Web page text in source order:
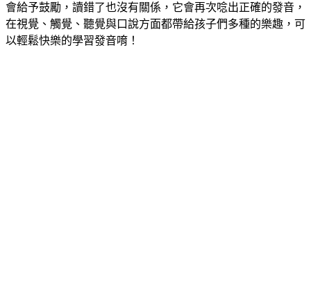
會給予鼓勵，讀錯了也沒有關係，它會再次唸出正確的發音，
在視覺、觸覺、聽覺與口說方面都帶給孩子們多種的樂趣，可
以輕鬆快樂的學習發音唷！